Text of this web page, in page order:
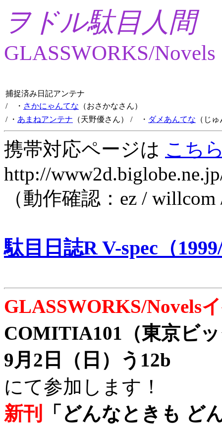
ヲドル駄目人間
GLASSWORKS/Novels
捕捉済み日記アンテナ
/ ・ さかにゃんてな （おさかなさん）
/ ・ あまねアンテナ （天野優さん） / ・ ダメあんてな （じ
携帯対応ページは こち
http://
（動作確認：ez /
駄目日誌R V-spec（
GLASSWORKS/Novels
COMITIA101（東京ビ
9月2日（日）う12b
にて参加します！
新刊
「どんなときも ど